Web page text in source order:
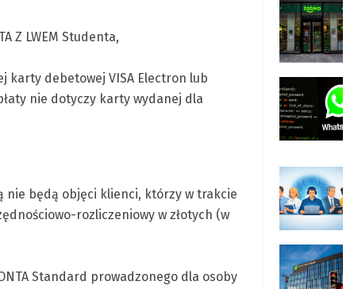
Z LWEM Studenta,
karty debetowej VISA Electron lub
nie dotyczy karty wydanej dla
nie będą objęci klienci, którzy w trakcie
rozliczeniowy w złotych (w
Standard prowadzonego dla osoby